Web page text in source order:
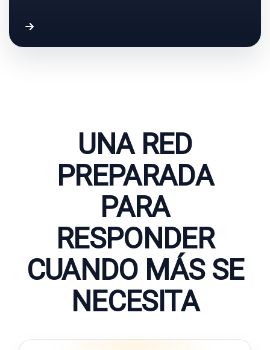
UNA RED
PREPARADA
PARA
RESPONDER
CUANDO MÁS SE
NECESITA